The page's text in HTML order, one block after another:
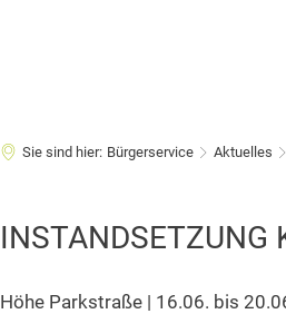
Sie sind hier: Bürgerservice Aktuelles
INSTANDSETZUNG
Höhe Parkstraße | 16.06. bis